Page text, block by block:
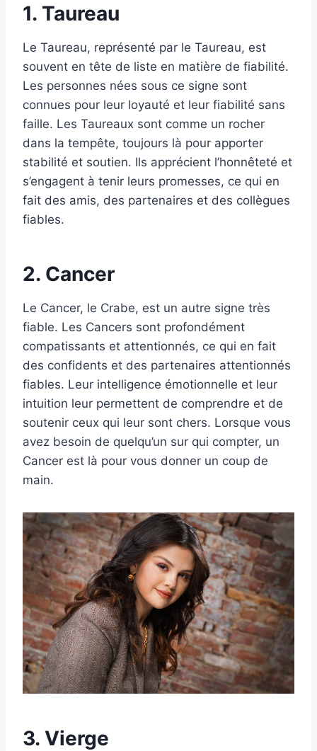
1. Taureau
Le Taureau, représenté par le Taureau, est
souvent en tête de liste en matière de fiabilité.
Les personnes nées sous ce signe sont
connues pour leur loyauté et leur fiabilité sans
faille. Les Taureaux sont comme un rocher
dans la tempête, toujours là pour apporter
stabilité et soutien. Ils apprécient l’honnêteté et
s’engagent à tenir leurs promesses, ce qui en
fait des amis, des partenaires et des collègues
fiables.
2. Cancer
Le Cancer, le Crabe, est un autre signe très
fiable. Les Cancers sont profondément
compatissants et attentionnés, ce qui en fait
des confidents et des partenaires attentionnés
fiables. Leur intelligence émotionnelle et leur
intuition leur permettent de comprendre et de
soutenir ceux qui leur sont chers. Lorsque vous
avez besoin de quelqu’un sur qui compter, un
Cancer est là pour vous donner un coup de
main.
3. Vierge